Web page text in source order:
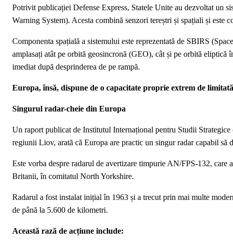
Potrivit publicației Defense Express, Statele Unite au dezvoltat un
Warning System). Acesta combină senzori tereștri și spațiali și este
Componenta spațială a sistemului este reprezentată de SBIRS
amplasați atât pe orbită geosincronă (GEO), cât și pe orbită
imediat după desprinderea de pe rampă.
Europa, însă, dispune de o capacitate proprie extrem de
Singurul radar-cheie din Europa
Un raport publicat de Institutul Internațional pentru Studii Strategice
regiunii Liov, arată că Europa are practic un singur radar capabil să
Este vorba despre radarul de avertizare timpurie AN/FPS-132,
Britanii, în comitatul North Yorkshire.
Radarul a fost instalat inițial în 1963 și a trecut prin mai multe
de până la 5.600 de kilometri.
Această rază de acțiune include: